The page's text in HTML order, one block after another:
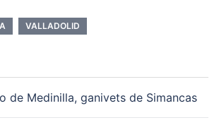
VALLADOLID
de Medinilla, ganivets de Simancas